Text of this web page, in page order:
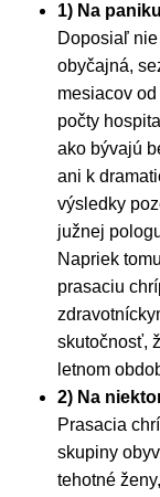
1) Na
Doposiaľ
obyčajná,
mesiacov
počty
ako bývajú
ani k
výsledky
južnej
Napriek
prasaciu
skutočnosť,
letnom
2) Na
Prasacia
skupiny
tehotné